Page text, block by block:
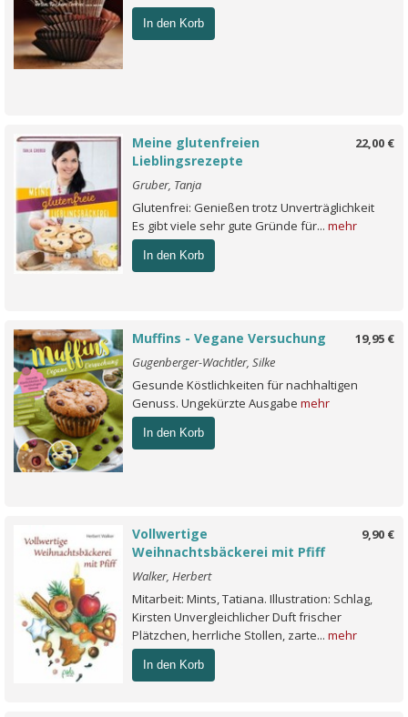
In den Korb
22,00 €
Meine glutenfreien
Lieblingsrezepte
Gruber, Tanja
Glutenfrei: Genießen trotz Unverträglichkeit
Es gibt viele sehr gute Gründe für... mehr
In den Korb
19,95 €
Muffins - Vegane Versuchung
Gugenberger-Wachtler, Silke
Gesunde Köstlichkeiten für nachhaltigen
Genuss. Ungekürzte Ausgabe mehr
In den Korb
9,90 €
Vollwertige
Weihnachtsbäckerei mit Pfiff
Walker, Herbert
Mitarbeit: Mints, Tatiana. Illustration: Schlag,
Kirsten Unvergleichlicher Duft frischer
Plätzchen, herrliche Stollen, zarte... mehr
In den Korb